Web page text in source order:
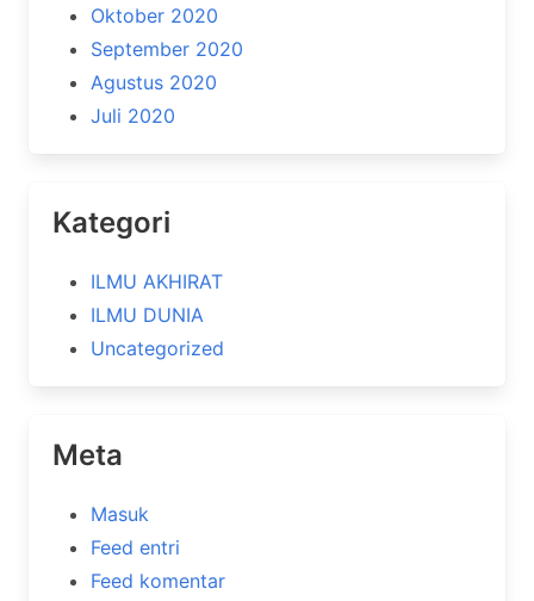
Oktober 2020
September 2020
Agustus 2020
Juli 2020
Kategori
ILMU AKHIRAT
ILMU DUNIA
Uncategorized
Meta
Masuk
Feed entri
Feed komentar